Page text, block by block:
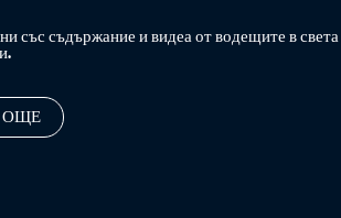
със съдържание и видеа от водещите в света
ОЩЕ